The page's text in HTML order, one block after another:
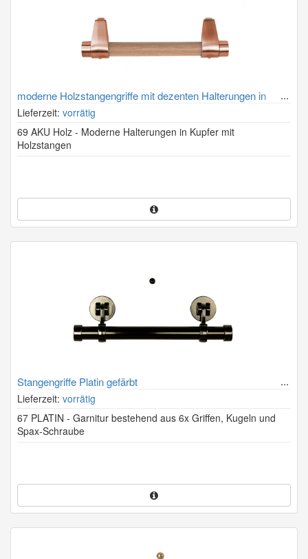
moderne Holzstangengriffe mit dezenten Halterungen in
Kupfer (Holzstangen immer passend zum Sarg)
Lieferzeit: vorrätig
69 AKU Holz - Moderne Halterungen in Kupfer mit
Holzstangen
Stangengriffe Platin gefärbt
Lieferzeit: vorrätig
67 PLATIN - Garnitur bestehend aus 6x Griffen, Kugeln und
Spax-Schraube